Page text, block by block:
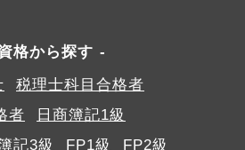
格から探す
税理士科目合格者
者
日商簿記1級
記3級 FP1級 FP2級